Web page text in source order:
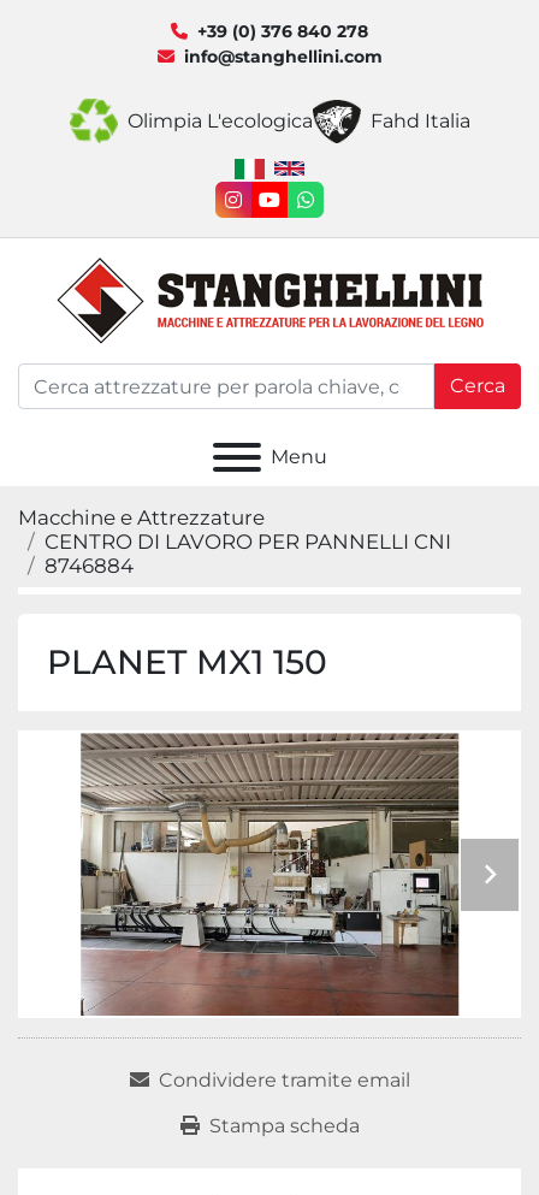
+39 (0) 376 840 278
info@stanghellini.com
Olimpia L'ecologica Fahd Italia
instagram
youtubewhatsapp
Cerca
Menu
Macchine e Attrezzature
CENTRO DI LAVORO PER PANNELLI CNI
8746884
PLANET MX1 150
Condividere tramite email
Stampa scheda